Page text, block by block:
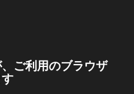
ご利用のブラウザ